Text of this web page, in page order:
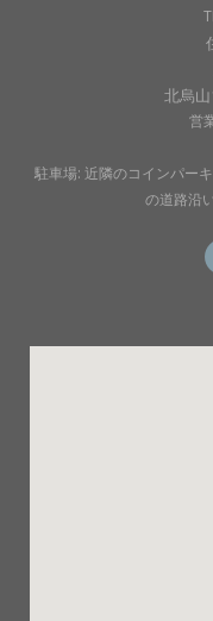
北烏
営
駐車場: 近隣のコインパー
の道路沿